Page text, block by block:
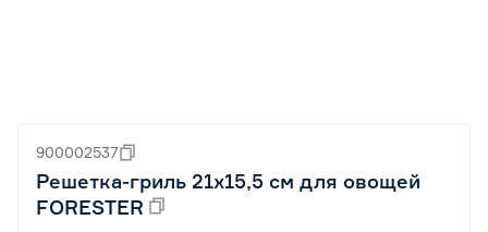
900002537
Решетка-гриль 21x15,5 см для овощей
FORESTER